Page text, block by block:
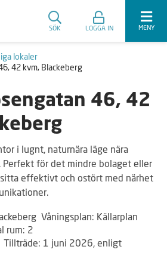
SÖK LOGGA IN MENY
lokaler
42 kvm, Blackeberg
46, 42
i lugnt, naturnära läge nära
Perfekt för det mindre bolaget eller
effektivt och ostört med närhet
Våningsplan: Källarplan
rum: 2
Tillträde: 1 juni 2026, enligt